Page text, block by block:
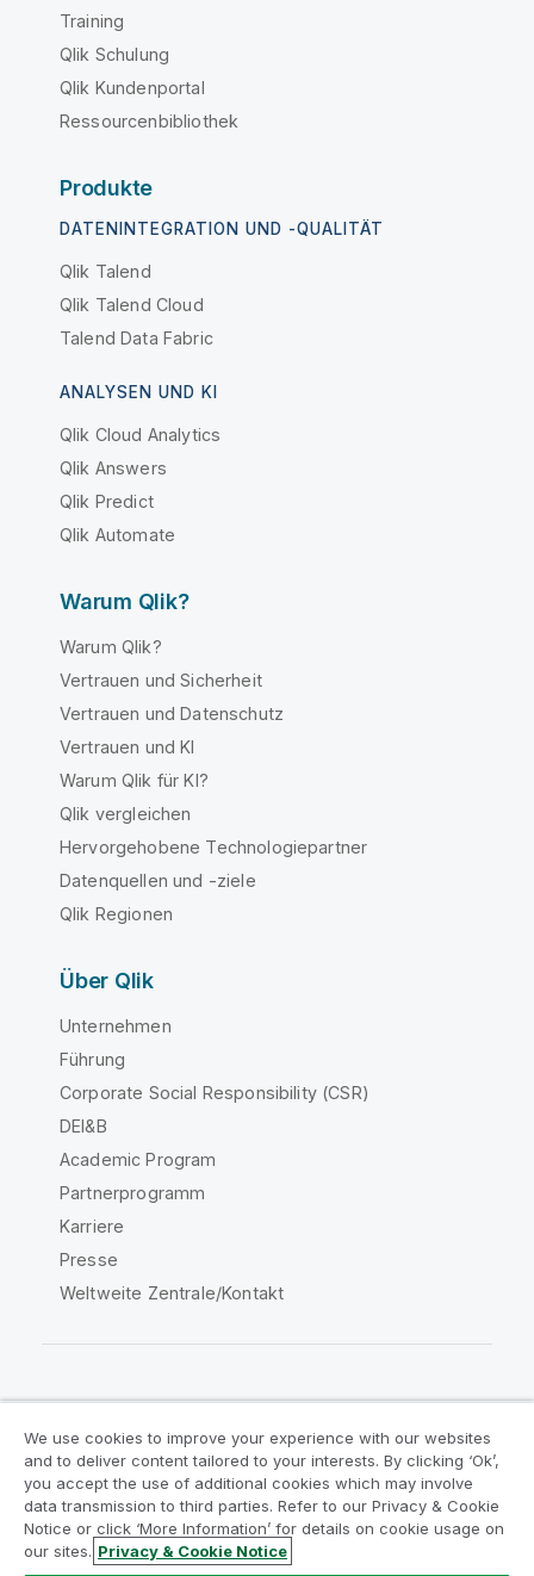
Training
Qlik Schulung
Qlik Kundenportal
Ressourcenbibliothek
Produkte
DATENINTEGRATION UND -QUALITÄT
Qlik Talend
Qlik Talend Cloud
Talend Data Fabric
ANALYSEN UND KI
Qlik Cloud Analytics
Qlik Answers
Qlik Predict
Qlik Automate
Warum Qlik?
Warum Qlik?
Vertrauen und Sicherheit
Vertrauen und Datenschutz
Vertrauen und KI
Warum Qlik für KI?
Qlik vergleichen
Hervorgehobene Technologiepartner
Datenquellen und -ziele
Qlik Regionen
Über Qlik
Unternehmen
Führung
Corporate Social Responsibility (CSR)
DEI&B
Academic Program
Partnerprogramm
Karriere
Presse
Weltweite Zentrale/Kontakt
Rechtliche Vereinbarungen
Produktbedingungen
Legal Policies
Legal Policies
Benutzungsbedingungen
We use cookies to improve your experience with our websites
and to deliver content tailored to your interests. By clicking ‘Ok’,
you accept the use of additional cookies which may involve
data transmission to third parties. Refer to our Privacy & Cookie
Notice or click ‘More Information’ for details on cookie usage on
our sites. Privacy & Cookie Notice